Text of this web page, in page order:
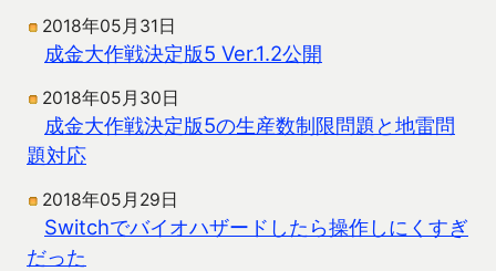
2018年05月31日
成金大作戦決定版5 Ver.1.2公開
2018年05月30日
成金大作戦決定版5の生産数制限問題と地雷問
題対応
2018年05月29日
Switchでバイオハザードしたら操作しにくすぎ
だった